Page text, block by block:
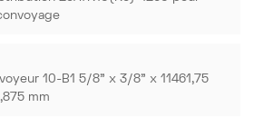
10-B1 5/8" x 3/8" x 11461,75
mm